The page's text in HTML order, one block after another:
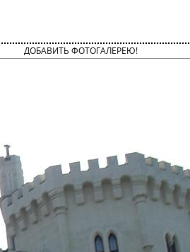
ДОБАВИТЬ ФОТОГАЛЕРЕЮ!